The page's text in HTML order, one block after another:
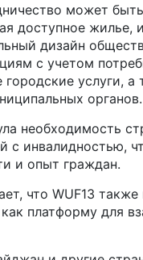
может
доступное
дизайн
с учетом
услуги, а
органов.
необходимость
с инвалидностью,
и опыт граждан.
что WUF13
платформу для